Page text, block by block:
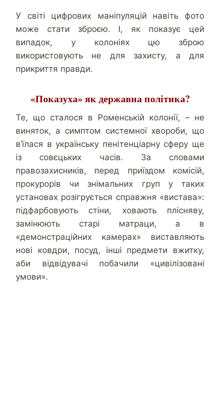
У світі цифрових маніпуляцій навіть фото
може стати зброєю. І, як показує цей
випадок, у колоніях цю зброю
використовують не для захисту, а для
прикриття правди.
«Показуха» як державна політика?
Те, що сталося в Роменській колонії, – не
виняток, а симптом системної хвороби, що
в’їлася в українську пенітенціарну сферу ще
із совєцьких часів. За словами
правозахисників, перед приїздом комісій,
прокурорів чи знімальних груп у таких
установах розігрується справжня «вистава»:
підфарбовують стіни, ховають плісняву,
замінюють старі матраци, а в
«демонстраційних камерах» виставляють
нові ковдри, посуд, інші предмети вжитку,
аби відвідувачі побачили «цивілізовані
умови».